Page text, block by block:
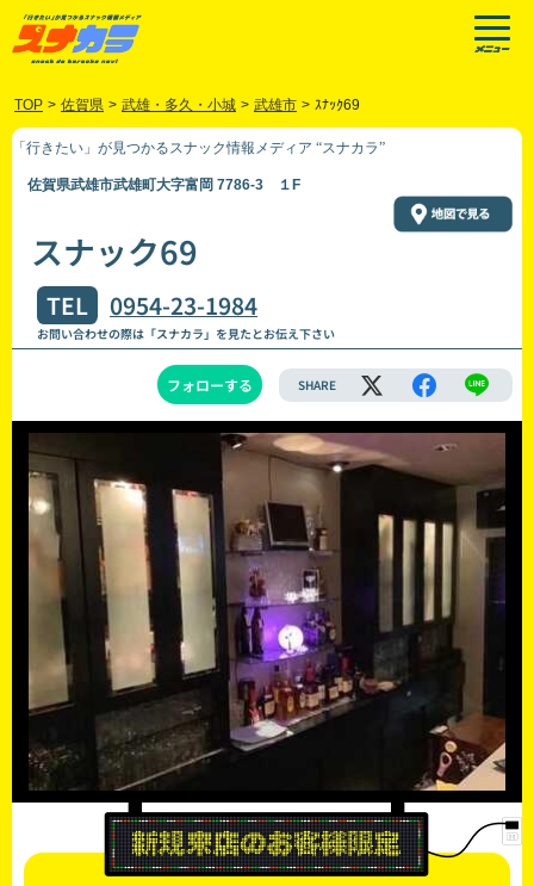
TOP > 佐賀県 > 武雄・多久・小城 > 武雄市 > ｽﾅｯｸ69
「行きたい」が見つかるスナック情報メディア “スナカラ”
佐賀県武雄市武雄町大字富岡 7786-3 １F
スナック69
TEL 0954-23-1984
お問い合わせの際は「スナカラ」を見たとお伝え下さい
フォローする SHARE